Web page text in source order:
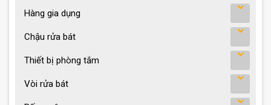
Hàng gia dụng
Chậu rửa bát
Thiết bị phòng tắm
Vòi rửa bát